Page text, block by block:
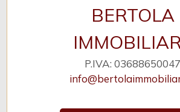
BERTOLA
P.IVA: 03688650047